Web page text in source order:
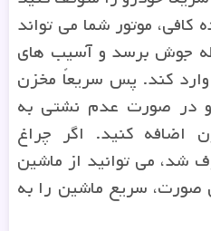
کافی، موتور شما می تواند
جوش برسد و آسیب های
وارد کند. پس سریعاً مخزن
در صورت عدم نشتی به
اضافه کنید. اگر چراغ
می توانید از ماشین
صورت، سریع ماشین را به